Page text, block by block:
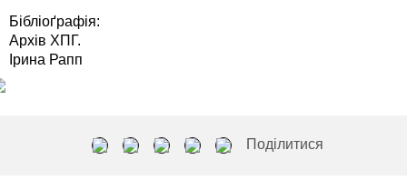
Бібліоґрафія:
Архів ХПГ.
Ірина Рапп
Поділитися